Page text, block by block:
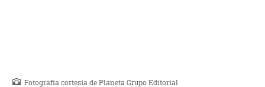
Fotografía cortesía de Planeta Grupo Editorial